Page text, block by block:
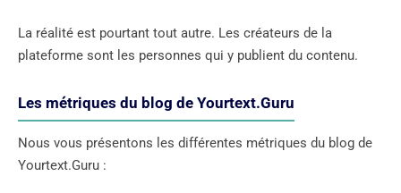
La réalité est pourtant tout autre. Les créateurs de la
plateforme sont les personnes qui y publient du contenu.
Les métriques du blog de Yourtext.Guru
Nous vous présentons les différentes métriques du blog de
Yourtext.Guru :